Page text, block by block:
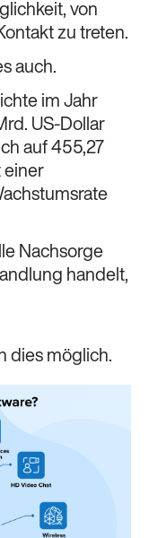
von
zu treten.
auch.
im Jahr
US-Dollar
auf 455,27
einer
Nachsorge
handelt,
dies möglich.